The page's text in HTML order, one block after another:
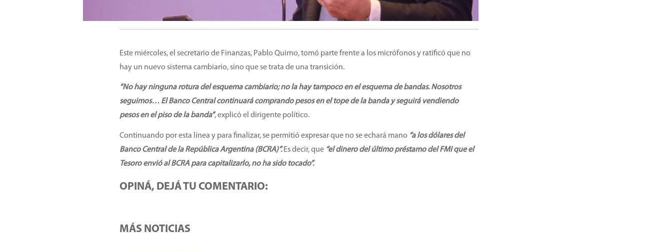
Este miércoles, el secretario de Finanzas, Pablo Quirno, tomó parte frente a los micrófonos y ratificó que no
hay un nuevo sistema cambiario, sino que se trata de una transición.
“No hay ninguna rotura del esquema cambiario; no la hay tampoco en el esquema de bandas. Nosotros
seguimos… El Banco Central continuará comprando pesos en el tope de la banda y seguirá vendiendo
pesos en el piso de la banda”, explicó el dirigente político.
Continuando por esta línea y para finalizar, se permitió expresar que no se echará mano “a los dólares del
Banco Central de la República Argentina (BCRA)”.Es decir, que “el dinero del último préstamo del FMI que el
Tesoro envió al BCRA para capitalizarlo, no ha sido tocado”.
OPINÁ, DEJÁ TU COMENTARIO:
MÁS NOTICIAS